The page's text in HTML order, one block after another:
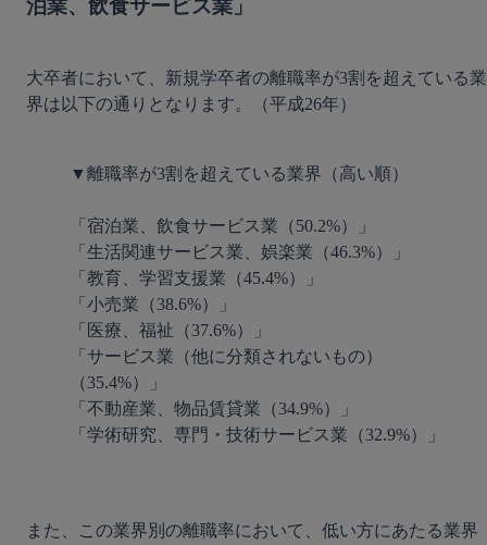
泊業、飲食サービス業」
大卒者において、新規学卒者の離職率が3割を超えている業
界は以下の通りとなります。（平成26年）
▼離職率が3割を超えている業界（高い順）
「宿泊業、飲食サービス業（50.2%）」
「生活関連サービス業、娯楽業（46.3%）」
「教育、学習支援業（45.4%）」
「小売業（38.6%）」
「医療、福祉（37.6%）」
「サービス業（他に分類されないもの）
（35.4%）」
「不動産業、物品賃貸業（34.9%）」
「学術研究、専門・技術サービス業（32.9%）」
また、この業界別の離職率において、低い方にあたる業界